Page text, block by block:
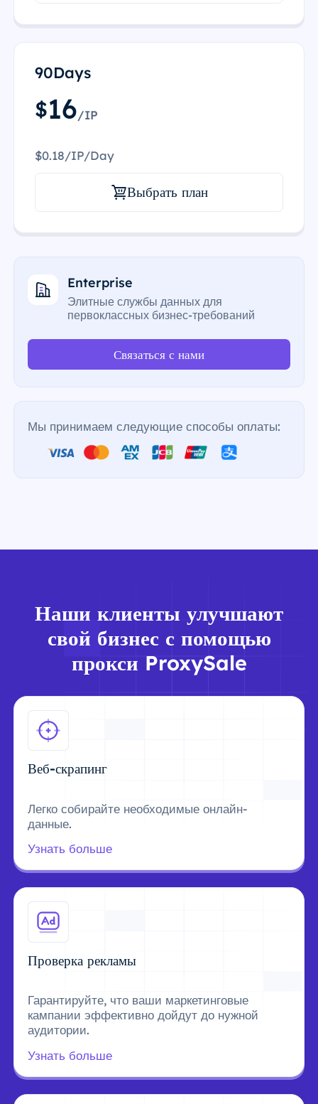
90Days
$16/IP
$0.18/IP/Day
Выбрать план
Enterprise
Элитные службы данных для
первоклассных бизнес-требований
Связаться с нами
Мы принимаем следующие способы оплаты:
Наши клиенты улучшают
свой бизнес с помощью
прокси ProxySale
Веб-скрапинг
Легко собирайте необходимые онлайн-
данные.
Узнать больше
Проверка рекламы
Гарантируйте, что ваши маркетинговые
кампании эффективно дойдут до нужной
аудитории.
Узнать больше